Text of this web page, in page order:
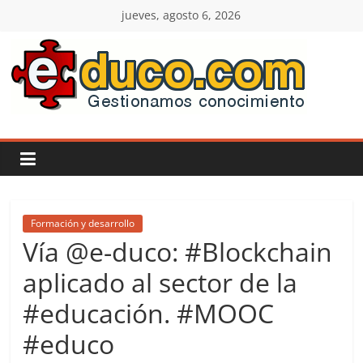
contenido
jueves, agosto 6, 2026
E-
duco:
Gestión
del
Conocimiento
Learn
more.
Do
Formación y desarrollo
Vía @e-duco: #Blockchain
aplicado al sector de la
#educación. #MOOC
#educo